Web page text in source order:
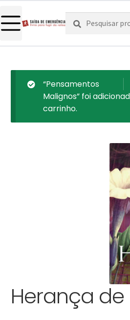
Pesquisar
por:
Pesquisa
“Pensamentos
Malignos” foi
carrinho.
Herança de